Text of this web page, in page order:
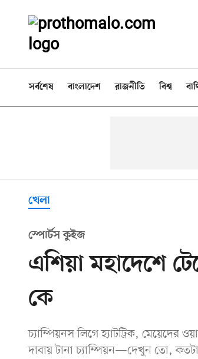
সর্বশেষ বাংলাদেশ রাজনীতি বিশ্ব
খেলা
স্পোর্টস কুইজ
এশিয়া মহাদেশে
কে
চ্যাম্পিয়নস লিগে হ্যাটট্রিক, মেয়েদের
দাবায় টানা চ্যাম্পিয়ন—দেখুন তো,